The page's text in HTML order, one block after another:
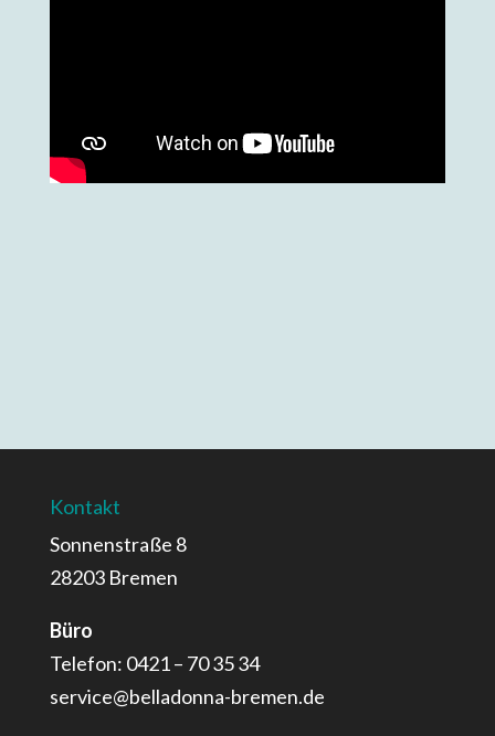
Kontakt
Sonnenstraße 8
28203 Bremen
Büro
Telefon: 0421 – 70 35 34
service@belladonna-bremen.de